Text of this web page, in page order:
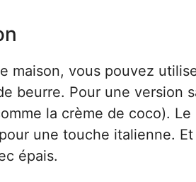
maison, vous pouvez
beurre. Pour une version
la crème de coco).
une touche italienne.
épais.